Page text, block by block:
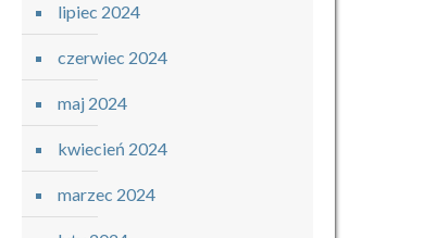
lipiec 2024
czerwiec 2024
maj 2024
kwiecień 2024
marzec 2024